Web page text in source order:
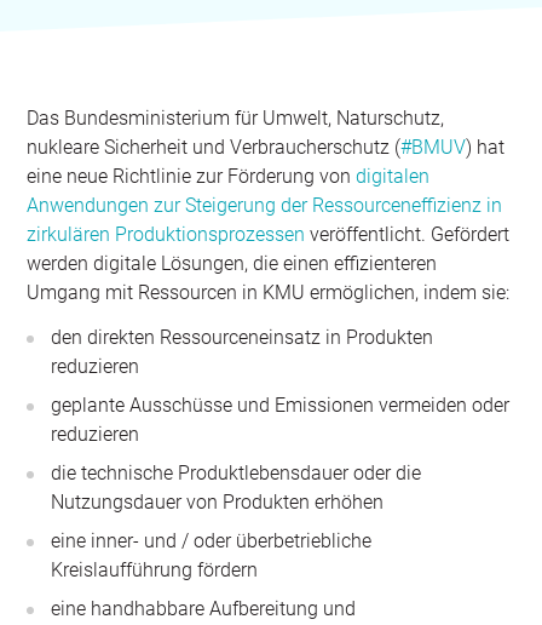
Das Bundesministerium für Umwelt, Naturschutz,
nukleare Sicherheit und Verbraucherschutz (#BMUV) hat
eine neue Richtlinie zur Förderung von digitalen
Anwendungen zur Steigerung der Ressourceneffizienz in
zirkulären Produktionsprozessen veröffentlicht. Gefördert
werden digitale Lösungen, die einen effizienteren
Umgang mit Ressourcen in KMU ermöglichen, indem sie:
den direkten Ressourceneinsatz in Produkten
reduzieren
geplante Ausschüsse und Emissionen vermeiden oder
reduzieren
die technische Produktlebensdauer oder die
Nutzungsdauer von Produkten erhöhen
eine inner- und / oder überbetriebliche
Kreislaufführung fördern
eine handhabbare Aufbereitung und